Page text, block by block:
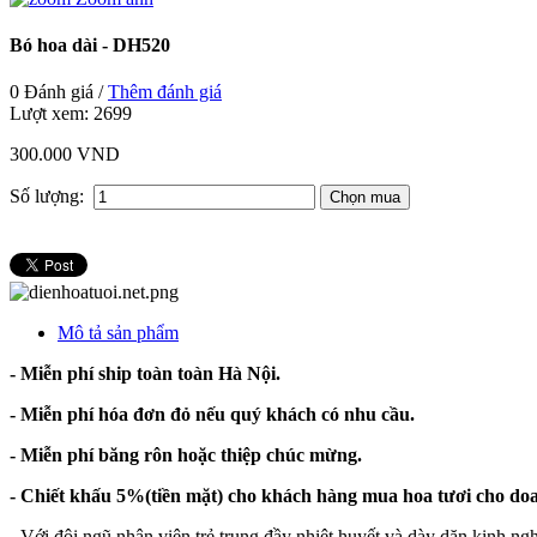
Bó hoa dài - DH520
0 Đánh giá /Thêm đánh giá
Lượt xem: 2699
300.000 VND
Số lượng:
Mô tả sản phẩm
- Miễn phí ship toàn toàn Hà Nội.
- Miễn phí hóa đơn đỏ nếu quý khách có nhu cầu.
- Miễn phí băng rôn hoặc thiệp chúc mừng.
- Chiết khấu 5%(tiền mặt) cho khách hàng mua hoa tươi cho